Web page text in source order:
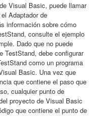
Visual Basic, puede llamar
Adaptador de
información sobre cómo
consulte el ejemplo
Dado que no puede
TestStand, debe configurar
como un programa
Basic. Una vez que
que contiene el paso que
cualquier punto de
proyecto de Visual Basic
que contiene el punto de